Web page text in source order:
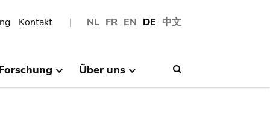
NL FR EN DE 中文
Kontakt
Über uns